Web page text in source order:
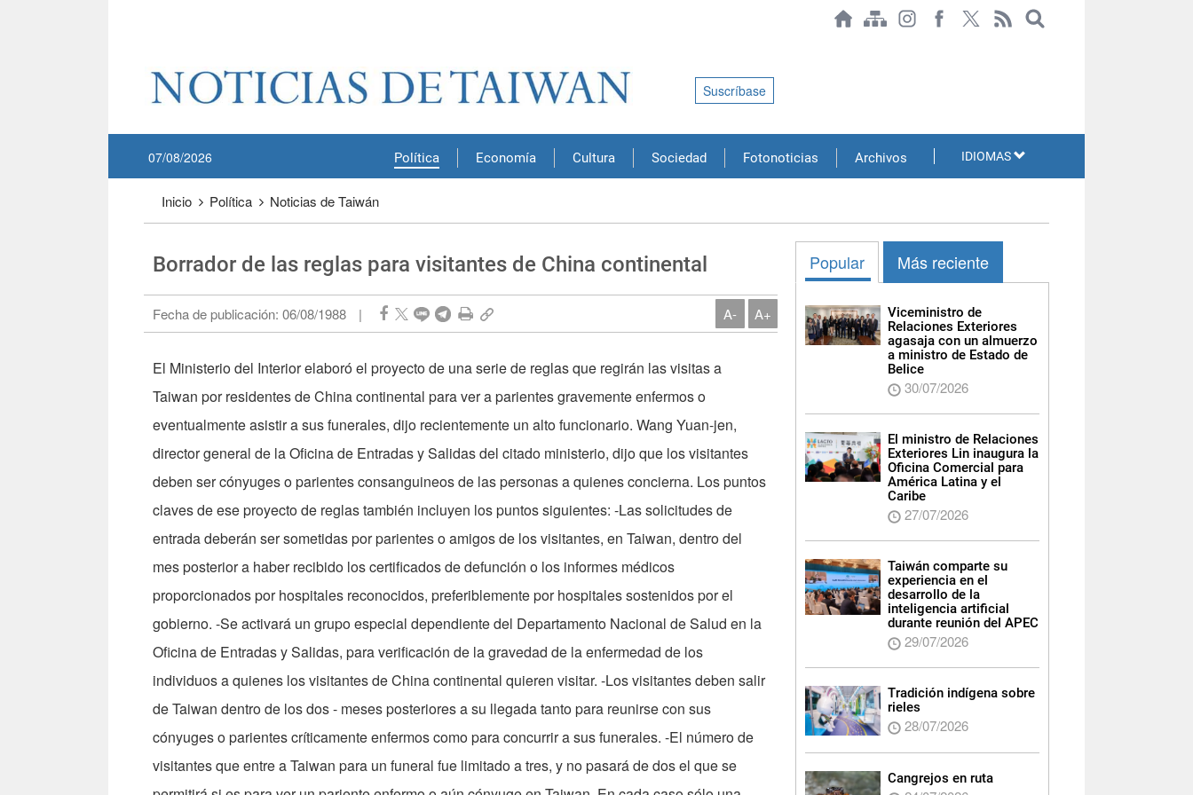
Política Economía Cultura Sociedad Fotonoticias Archivos
07/08/2026
Suscríbase
IDIOMAS
Inicio Política Noticias de Taiwán
Borrador de las reglas para visitantes de China continental
Fecha de publicación: 06/08/1988 | A- A+
El Ministerio del Interior elaboró el proyecto de una serie de reglas que regirán las visitas a
Taiwan por residentes de China continental para ver a parientes gravemente enfermos o
eventualmente asistir a sus funerales, dijo recientemente un alto funcionario. Wang Yuan-jen,
director general de la Oficina de Entradas y Salidas del citado ministerio, dijo que los visitantes
deben ser cónyuges o parientes consanguineos de las personas a quienes concierna. Los puntos
claves de ese proyecto de reglas también incluyen los puntos siguientes: -Las solicitudes de
entrada deberán ser sometidas por parientes o amigos de los visitantes, en Taiwan, dentro del
mes posterior a haber recibido los certificados de defunción o los informes médicos
proporcionados por hospitales reconocidos, preferiblemente por hospitales sostenidos por el
gobierno. -Se activará un grupo especial dependiente del Departamento Nacional de Salud en la
Oficina de Entradas y Salidas, para verificación de la gravedad de la enfermedad de los
individuos a quienes los visitantes de China continental quieren visitar. -Los visitantes deben salir
de Taiwan dentro de los dos - meses posteriores a su llegada tanto para reunirse con sus
cónyuges o parientes críticamente enfermos como para concurrir a sus funerales. -El número de
visitantes que entre a Taiwan para un funeral fue limitado a tres, y no pasará de dos el que se
Popular Más reciente
Viceministro de
Relaciones Exteriores
agasaja con un almuerzo
a ministro de Estado de
Belice
30/07/2026
El ministro de Relaciones
Exteriores Lin inaugura la
Oficina Comercial para
América Latina y el
Caribe
27/07/2026
Taiwán comparte su
experiencia en el
desarrollo de la
inteligencia artificial
durante reunión del APEC
29/07/2026
Tradición indígena sobre
rieles
28/07/2026
Cangrejos en ruta